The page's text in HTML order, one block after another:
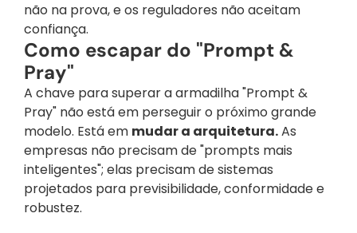
não na prova, e os reguladores não aceitam
confiança.
Como escapar do "Prompt &
Pray"
A chave para superar a armadilha "Prompt &
Pray" não está em perseguir o próximo grande
modelo. Está em mudar a arquitetura. As
empresas não precisam de "prompts mais
inteligentes"; elas precisam de sistemas
projetados para previsibilidade, conformidade e
robustez.